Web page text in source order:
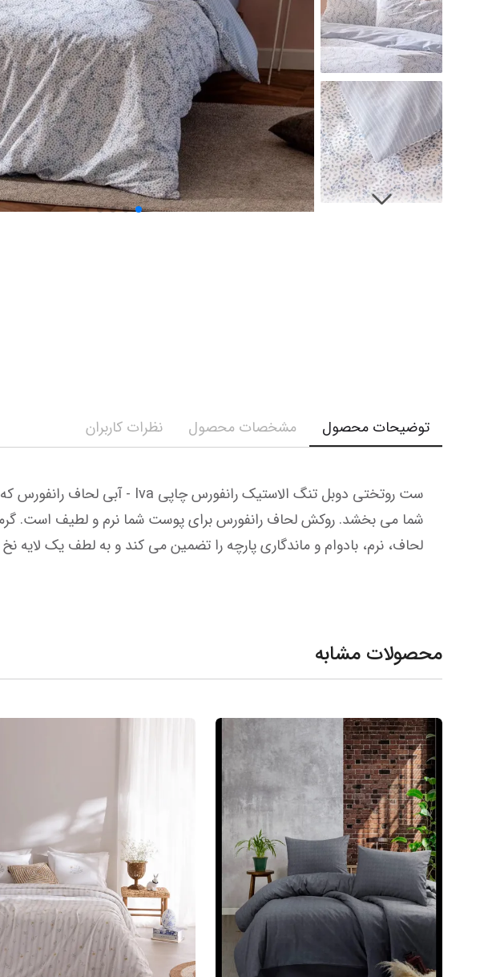
نمایش همه محصولات
توضیحات محصول مشخصات محصول نظرات کاربران
لحاف، نرم، بادوام و ماندگاری پارچه را تضمین می کند و به لطف یک لایه
محصولات مشابه